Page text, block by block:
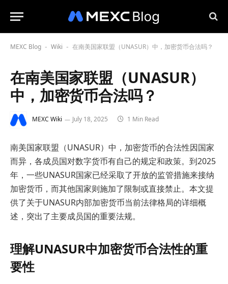
MEXC Blog - Wiki - 在南美国家联盟（UNASUR）中，加密货币合法吗？
在南美国家联盟（UNASUR）
中，加密货币合法吗？
MEXC Wiki July 18, 2025 1 Min Read
南美国家联盟（UNASUR）中，加密货币的合法性因国家
而异，各成员国对数字货币有自己的规定和政策。到2025
年，一些UNASUR国家已经采取了开放的监管措施来接纳
加密货币，而其他国家则施加了限制或直接禁止。本文提
供了关于UNASUR内部加密货币当前法律格局的详细概
述，突出了主要成员国的重要法规。
理解UNASUR中加密货币合法性的重
要性